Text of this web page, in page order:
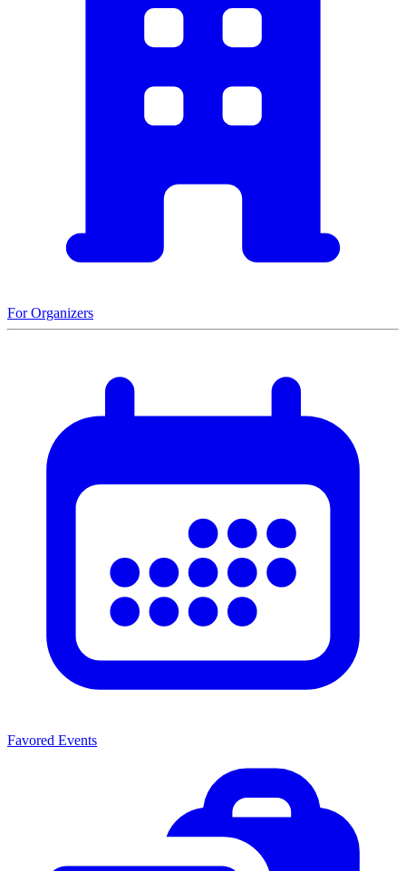
For Organizers
Favored Events